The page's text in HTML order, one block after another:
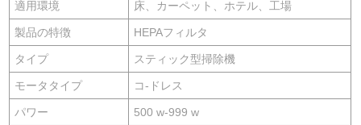
適用環境 床、カーペット、ホテル、工場
製品の特徴 HEPAフィルタ
タイプ スティック型掃除機
モータタイプ コ-ドレス
パワー 500 w-999 w